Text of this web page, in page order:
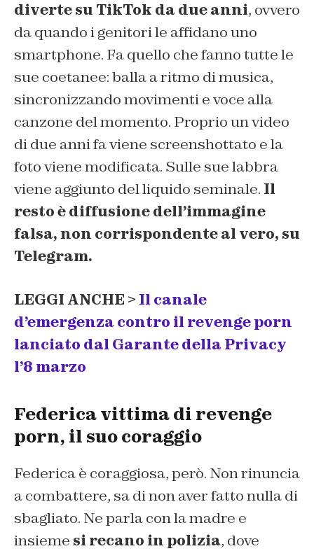
diverte su TikTok da due anni, ovvero
da quando i genitori le affidano uno
smartphone. Fa quello che fanno tutte le
sue coetanee: balla a ritmo di musica,
sincronizzando movimenti e voce alla
canzone del momento. Proprio un video
di due anni fa viene screenshottato e la
foto viene modificata. Sulle sue labbra
viene aggiunto del liquido seminale. Il
resto è diffusione dell’immagine
falsa, non corrispondente al vero, su
Telegram.
LEGGI ANCHE > Il canale
d’emergenza contro il revenge porn
lanciato dal Garante della Privacy
l’8 marzo
Federica vittima di revenge
porn, il suo coraggio
Federica è coraggiosa, però. Non rinuncia
a combattere, sa di non aver fatto nulla di
sbagliato. Ne parla con la madre e
insieme si recano in polizia, dove